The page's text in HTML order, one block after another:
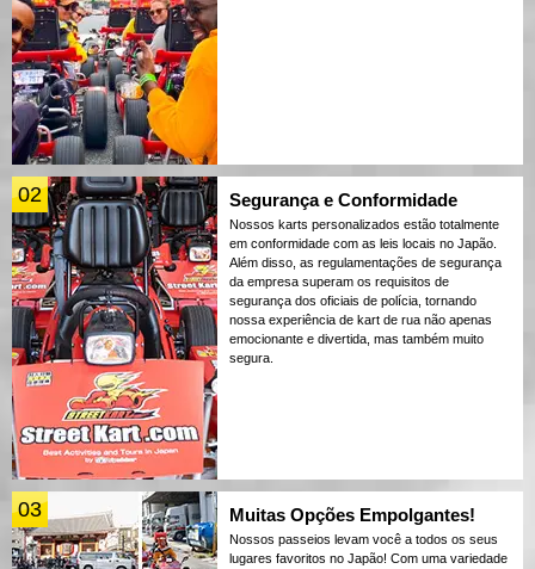
02 Segurança e Conformidade
Nossos karts personalizados estão totalmente
em conformidade com as leis locais no Japão.
Além disso, as regulamentações de segurança
da empresa superam os requisitos de
segurança dos oficiais de polícia, tornando
nossa experiência de kart de rua não apenas
emocionante e divertida, mas também muito
segura.
03 Muitas Opções Empolgantes!
Nossos passeios levam você a todos os seus
lugares favoritos no Japão! Com uma variedade